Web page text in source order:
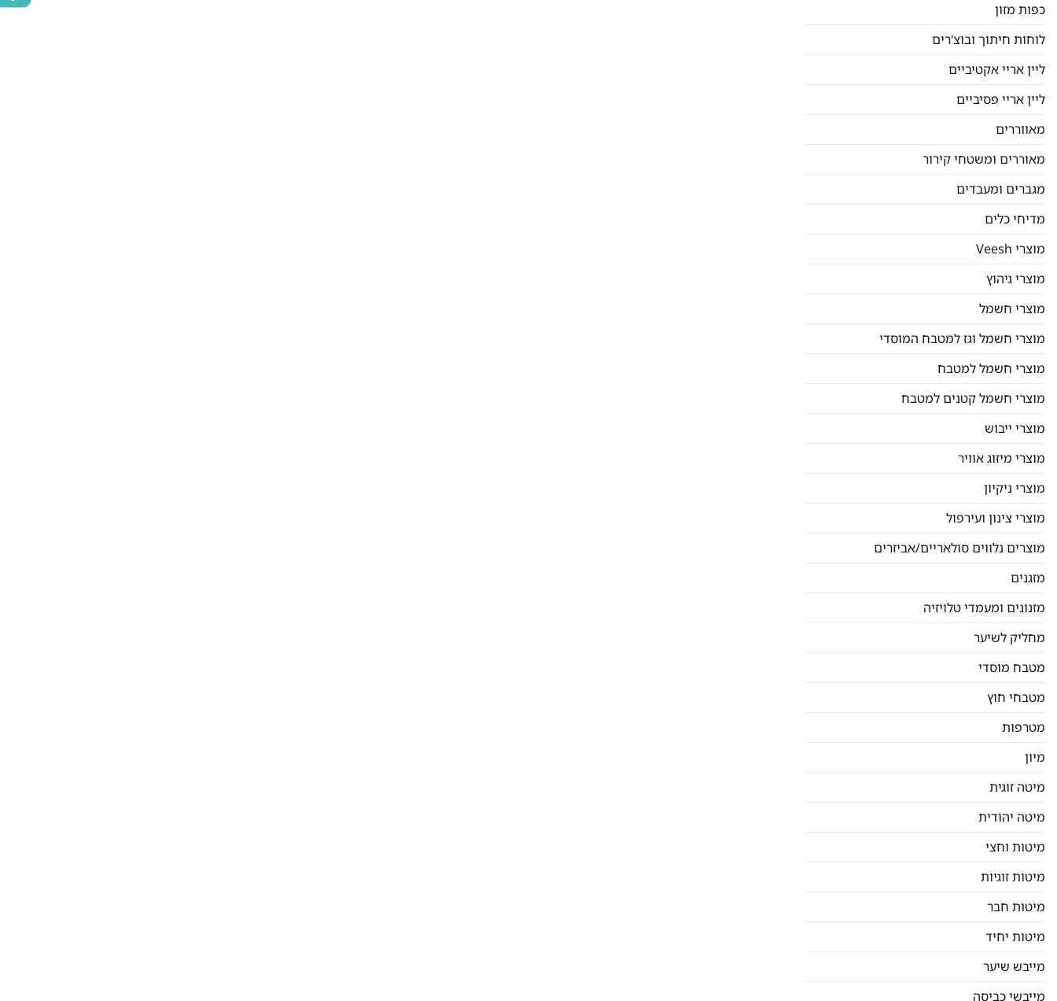
כפות מזון
לוחות חיתוך ובוצ'רים
ליין אריי אקטיביים
ליין אריי פסיביים
מאווררים
מאוררים ומשטחי קירור
מגברים ומעבדים
מדיחי כלים
מוצרי Veesh
מוצרי גיהוץ
מוצרי חשמל
מוצרי חשמל וגז למטבח המוסדי
מוצרי חשמל למטבח
מוצרי חשמל קטנים למטבח
מוצרי ייבוש
מוצרי מיזוג אוויר
מוצרי ניקיון
מוצרי צינון ועירפול
מוצרים נלווים סולאריים/אביזרים
מזגנים
מזנונים ומעמדי טלויזיה
מחליק לשיער
מטבח מוסדי
מטבחי חוץ
מטרפות
מיון
מיטה זוגית
מיטה יהודית
מיטות וחצי
מיטות זוגיות
מיטות חבר
מיטות יחיד
מייבש שיער
מייבשי כביסה